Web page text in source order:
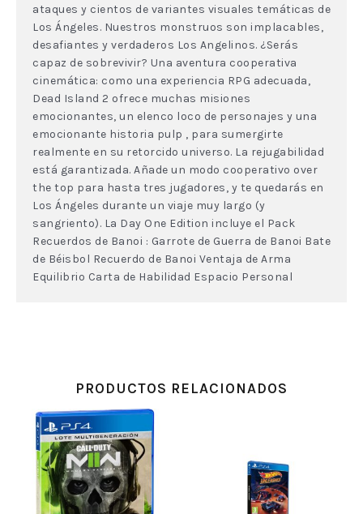
ataques y cientos de variantes visuales temáticas de
Los Ángeles. Nuestros monstruos son implacables,
desafiantes y verdaderos Los Angelinos. ¿Serás
capaz de sobrevivir? Una aventura cooperativa
cinemática: como una experiencia RPG adecuada,
Dead Island 2 ofrece muchas misiones
emocionantes, un elenco loco de personajes y una
emocionante historia pulp , para sumergirte
realmente en su retorcido universo. La rejugabilidad
está garantizada. Añade un modo cooperativo over
the top para hasta tres jugadores, y te quedarás en
Los Ángeles durante un viaje muy largo (y
sangriento). La Day One Edition incluye el Pack
Recuerdos de Banoi : Garrote de Guerra de Banoi Bate
de Béisbol Recuerdo de Banoi Ventaja de Arma
Equilibrio Carta de Habilidad Espacio Personal
PRODUCTOS RELACIONADOS